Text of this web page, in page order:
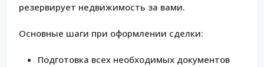
резервирует недвижимость за вами.
Основные шаги при оформлении сделки:
Подготовка всех необходимых документов